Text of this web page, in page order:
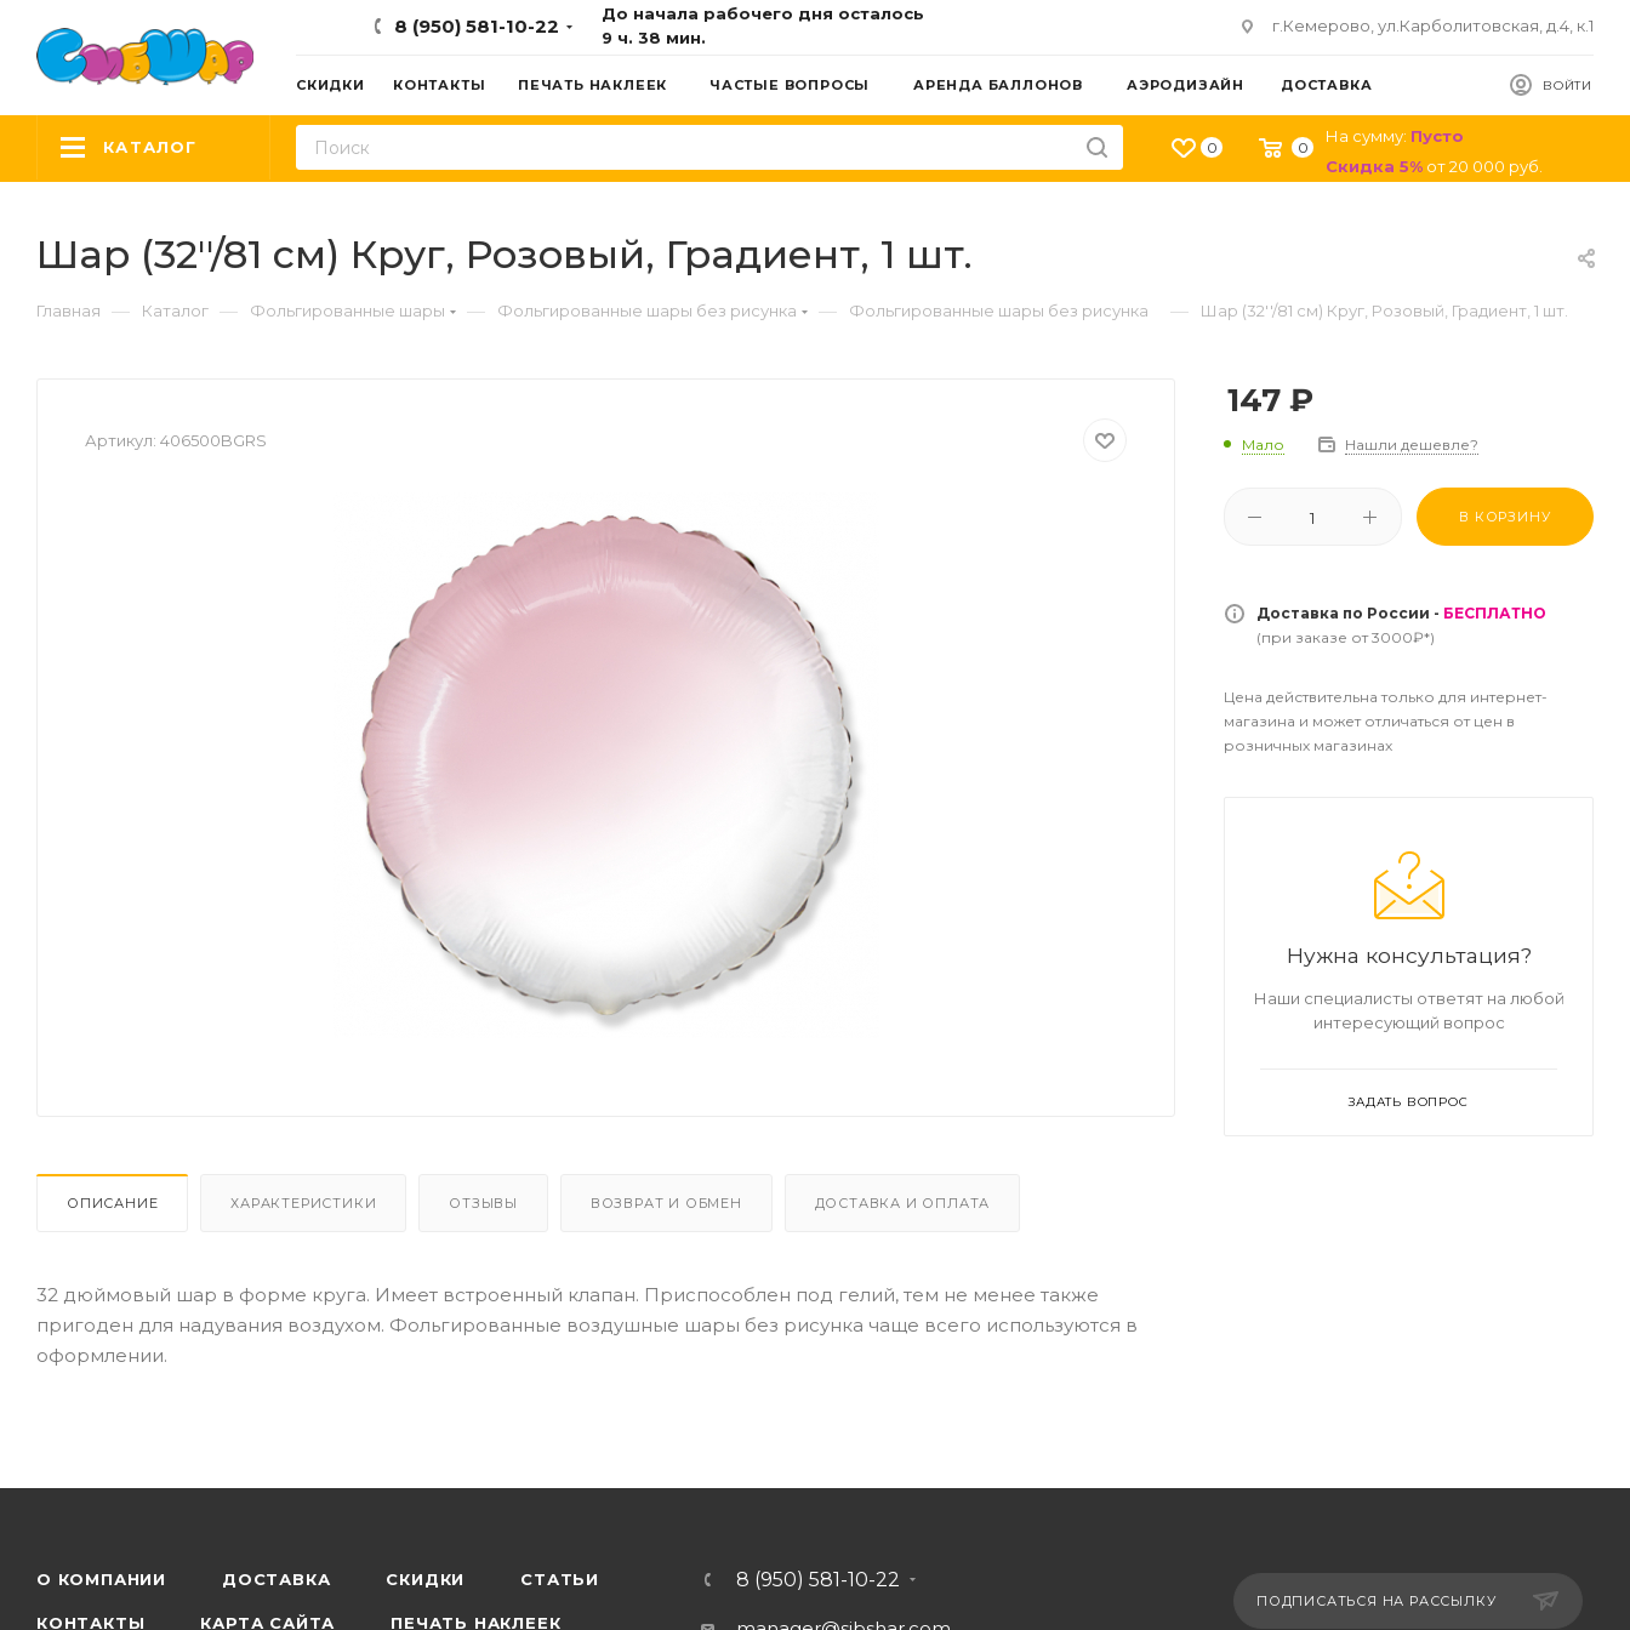
8 (950) 581-10-22
До начала рабочего дня осталось
9 ч. 38 мин.
г.Кемерово, ул.Карболитовская, д.4, к.1
ВОЙТИ
СКИДКИ КОНТАКТЫ ПЕЧАТЬ НАКЛЕЕК ЧАСТЫЕ ВОПРОСЫ АРЕНДА БАЛЛОНОВ АЭРОДИЗАЙН ДОСТАВКА
0 0
На сумму: Пусто
Скидка 5% от20 000 руб.
КАТАЛОГ
Шар (32''/81 см) Круг, Розовый, Градиент, 1 шт.
Главная — Каталог — Фольгированные шары — Фольгированные шары без рисунка — Фольгированные шары без рисунка — Шар (32''/81 см) Круг, Розовый, Градиент, 1 шт.
Артикул: 406500BGRS
ОПИСАНИЕ ХАРАКТЕРИСТИКИ ОТЗЫВЫ ВОЗВРАТ И ОБМЕН ДОСТАВКА И ОПЛАТА
32 дюймовый шар в форме круга. Имеет встроенный клапан. Приспособлен под гелий, тем не менее также
пригоден для надувания воздухом. Фольгированные воздушные шары без рисунка чаще всего используются в
оформлении.
147 ₽
Мало Нашли дешевле?
В КОРЗИНУ
Доставка по России - БЕСПЛАТНО
(при заказе от 3000₽*)
Цена действительна только для интернет-
магазина и может отличаться от цен в
розничных магазинах
Нужна консультация?
Наши специалисты ответят на любой
интересующий вопрос
ЗАДАТЬ ВОПРОС
О КОМПАНИИ ДОСТАВКА СКИДКИ СТАТЬИ
КОНТАКТЫ КАРТА САЙТА ПЕЧАТЬ НАКЛЕЕК
8 (950) 581-10-22
ПОДПИСАТЬСЯ НА РАССЫЛКУ